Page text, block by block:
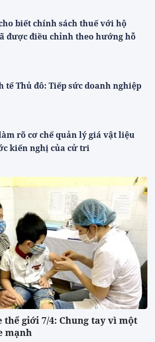
biết chính sách thuế với hộ
được điều chỉnh theo hướng hỗ
tế Thủ đô: Tiếp sức doanh nghiệp
rõ cơ chế quản lý giá vật liệu
kiến nghị của cử tri
thế giới 7/4: Chung tay vì một
mạnh